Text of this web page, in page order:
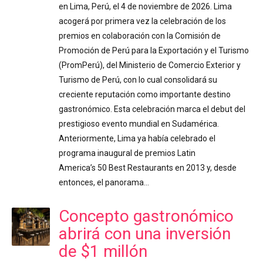
en Lima, Perú, el 4 de noviembre de 2026. Lima
acogerá por primera vez la celebración de los
premios en colaboración con la Comisión de
Promoción de Perú para la Exportación y el Turismo
(PromPerú), del Ministerio de Comercio Exterior y
Turismo de Perú, con lo cual consolidará su
creciente reputación como importante destino
gastronómico. Esta celebración marca el debut del
prestigioso evento mundial en Sudamérica.
Anteriormente, Lima ya había celebrado el
programa inaugural de premios Latin
America’s 50 Best Restaurants en 2013 y, desde
entonces, el panorama…
Concepto gastronómico
abrirá con una inversión
de $1 millón